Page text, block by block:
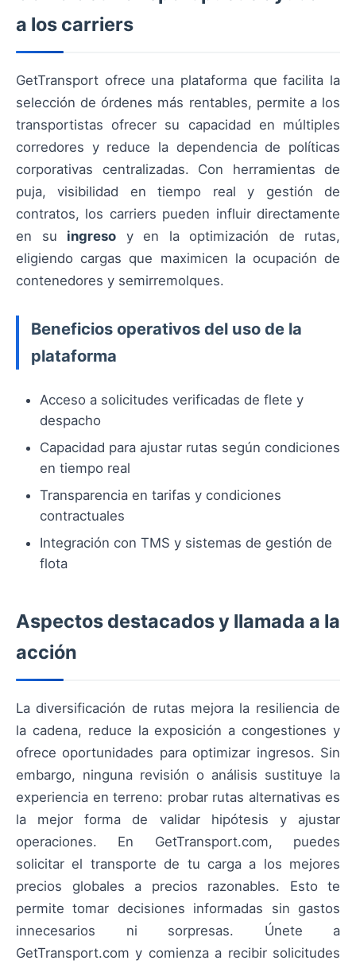
a los carriers
GetTransport ofrece una plataforma que facilita la
selección de órdenes más rentables, permite a los
transportistas ofrecer su capacidad en múltiples
corredores y reduce la dependencia de políticas
corporativas centralizadas. Con herramientas de
puja, visibilidad en tiempo real y gestión de
contratos, los carriers pueden influir directamente
en su ingreso y en la optimización de rutas,
eligiendo cargas que maximicen la ocupación de
contenedores y semirremolques.
Beneficios operativos del uso de la
plataforma
Acceso a solicitudes verificadas de flete y
despacho
Capacidad para ajustar rutas según condiciones
en tiempo real
Transparencia en tarifas y condiciones
contractuales
Integración con TMS y sistemas de gestión de
flota
Aspectos destacados y llamada a la
acción
La diversificación de rutas mejora la resiliencia de
la cadena, reduce la exposición a congestiones y
ofrece oportunidades para optimizar ingresos. Sin
embargo, ninguna revisión o análisis sustituye la
experiencia en terreno: probar rutas alternativas es
la mejor forma de validar hipótesis y ajustar
operaciones. En GetTransport.com, puedes
solicitar el transporte de tu carga a los mejores
precios globales a precios razonables. Esto te
permite tomar decisiones informadas sin gastos
innecesarios ni sorpresas. Únete a
GetTransport.com y comienza a recibir solicitudes